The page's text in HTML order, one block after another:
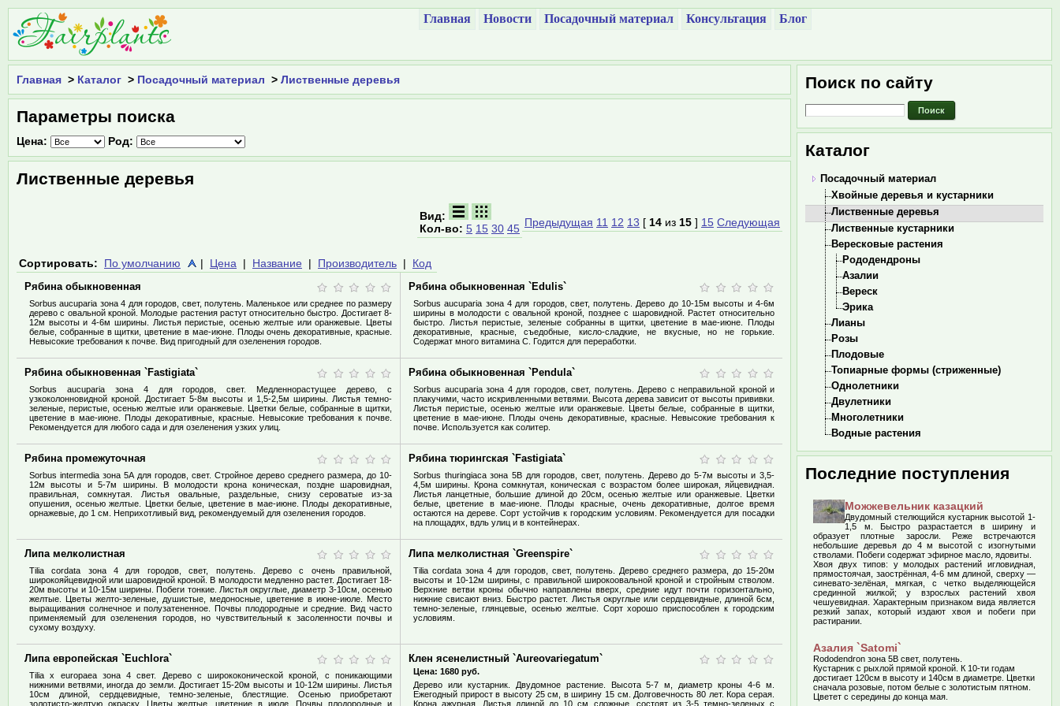
Главная Новости Посадочный материал Консультация Блог
Главная > Каталог > Посадочный материал > Лиственные деревья
Параметры поиска
Цена: Род:
Лиственные деревья
Предыдущая 11 12 13 [ 14 из 15 ] 15 Следующая
Вид:
Кол-во: 5 15 30 45
Сортировать: По умолчанию | Цена | Название | Производитель | Код
Рябина обыкновенная
Sorbus aucuparia зона 4 для городов, свет, полутень. Маленькое или среднее по размеру
дерево с овальной кроной. Молодые растения растут относительно быстро. Достигает 8-
12м высоты и 4-6м ширины. Листья перистые, осенью желтые или оранжевые. Цветы
белые, собранные в щитки, цветение в мае-июне. Плоды очень декоративные, красные.
Невысокие требования к почве. Вид пригодный для озеленения городов.
Рябина обыкновенная `Edulis`
Sorbus aucuparia зона 4 для городов, свет, полутень. Дерево до 10-15м высоты и 4-6м
ширины в молодости с овальной кроной, позднее с шаровидной. Растет относительно
быстро. Листья перистые, зеленые собранны в щитки, цветение в мае-июне. Плоды
декоративные, красные, съедобные, кисло-сладкие, не вкусные, но не горькие.
Содержат много витамина С. Годится для переработки.
Рябина обыкновенная `Fastigiata`
Sorbus aucuparia зона 4 для городов, свет. Медленнорастущее дерево, с
узкоколонновидной кроной. Достигает 5-8м высоты и 1,5-2,5м ширины. Листья темно-
зеленые, перистые, осенью желтые или оранжевые. Цветки белые, собранные в щитки,
цветение в мае-июне. Плоды декоративные, красные. Невысокие требования к почве.
Рекомендуется для любого сада и для озеленения узких улиц.
Рябина обыкновенная `Pendula`
Sorbus aucuparia зона 4 для городов, свет, полутень. Дерево с неправильной кроной и
плакучими, часто искривленными ветвями. Высота дерева зависит от высоты прививки.
Листья перистые, осенью желтые или оранжевые. Цветы белые, собранные в щитки,
цветение в мае-июне. Плоды очень декоративные, красные. Невысокие требования к
почве. Используется как солитер.
Рябина промежуточная
Sorbus intermedia зона 5А для городов, свет. Стройное дерево среднего размера, до 10-
12м высоты и 5-7м ширины. В молодости крона коническая, поздне шаровидная,
правильная, сомкнутая. Листья овальные, раздельные, снизу сероватые из-за
опушения, осенью желтые. Цветки белые, цветение в мае-июне. Плоды декоративные,
орнажевые, до 1 см. Неприхотливый вид, рекомендуемый для озеленения городов.
Рябина тюрингская `Fastigiata`
Sorbus thuringiaca зона 5В для городов, свет, полутень. Дерево до 5-7м высоты и 3,5-
4,5м ширины. Крона сомкнутая, коническая с возрастом более широкая, яйцевидная.
Листья ланцетные, большие длиной до 20см, осенью желтые или оранжевые. Цветки
белые, цветение в мае-июне. Плоды красные, очень декоративные, долгое время
остаются на дереве. Сорт устойчив к городским условиям. Рекомендуется для посадки
на площадях, вдль улиц и в контейнерах.
Липа мелколистная
Tilia cordata зона 4 для городов, свет, полутень. Дерево с очень правильной,
широкояйцевидной или шаровидной кроной. В молодости медленно растет. Достигает 18-
20м высоты и 10-15м ширины. Побеги тонкие. Листья округлые, диаметр 3-10см, осенью
желтые. Цветы желто-зеленые, душистые, медоносные, цветение в июне-июле. Место
выращивания солнечное и полузатененное. Почвы плодородные и средние. Вид часто
применяемый для озеленения городов, но чувствительный к засоленности почвы и
сухому воздуху.
Липа мелколистная `Greenspire`
Tilia cordata зона 4 для городов, свет, полутень. Дерево среднего размера, до 15-20м
высоты и 10-12м ширины, с правильной широкоовальной кроной и стройным стволом.
Верхние ветви кроны обычно направлены вверх, средние идут почти горизонтально,
нижние свисают вниз. Быстро растет. Листья округлые или сердцевидные, длиной 6см,
темно-зеленые, глянцевые, осенью желтые. Сорт хорошо приспособлен к городским
условиям.
Липа европейская `Euchlora`
Tilia x europaea зона 4 свет. Дерево с ширококонической кроной, с поникающими
нижними ветвями, иногда до земли. Достигает 15-20м высоты и 10-12м ширины. Листья
10см длиной, сердцевидные, темно-зеленые, блестящие. Осенью приобретают
золотисто-желтую окраску. Цветы желтые, цветение в июле. Почвы плодородные и
Клен ясенелистный `Aureovariegatum`
Цена: 1680 руб.
Дерево или кустарник. Двудомное растение. Высота 5-7 м, диаметр кроны 4-6 м.
Ежегодный прирост в высоту 25 см, в ширину 15 см. Долговечность 80 лет. Кора серая.
Крона ажурная. Листья длиной до 10 см сложные, состоят из 3-5 темно-зеленых с
Поиск по сайту
Каталог
Посадочный материал
Хвойные деревья и кустарники
Лиственные деревья
Лиственные кустарники
Вересковые растения
Рододендроны
Азалии
Вереск
Эрика
Лианы
Розы
Плодовые
Топиарные формы (стриженные)
Однолетники
Двулетники
Многолетники
Водные растения
Последние поступления
Можжевельник казацкий
Двудомный стелющийся кустарник высотой 1-
1,5 м. Быстро разрастается в ширину и
образует плотные заросли. Реже встречаются
небольшие деревья до 4 м высотой с изогнутыми
стволами. Побеги содержат эфирное масло, ядовиты.
Хвоя двух типов: у молодых растений игловидная,
прямостоячая, заострённая, 4-6 мм длиной, сверху —
синевато-зелёная, мягкая, с четко выделяющейся
срединной жилкой; у взрослых растений хвоя
чешуевидная. Характерным признаком вида является
резкий запах, который издают хвоя и побеги при
растирании.
Азалия `Satomi`
Rododendron зона 5В свет, полутень.
Кустарник с рыхлой прямой кроной. К 10-ти годам
достигает 120см в высоту и 140см в диаметре. Цветки
сначала розовые, потом белые с золотистым пятном.
Цветет с середины до конца мая.